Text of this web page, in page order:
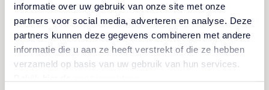
informatie over uw gebruik van onze site met onze
partners voor social media, adverteren en analyse. Deze
partners kunnen deze gegevens combineren met andere
informatie die u aan ze heeft verstrekt of die ze hebben
verzameld op basis van uw gebruik van hun services.
Bernhard Baan en Desmond Ruitenbeek.